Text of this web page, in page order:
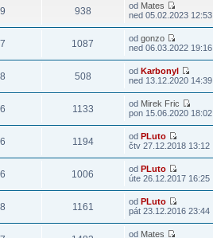
938 od Mates
ned 05.02.2023 12:53
1087 odgonzo
ned 06.03.2022 19:16
508 odKarbonyl
ned 13.12.2020 14:39
1133 od Mirek Fric
pon 15.06.2020 18:02
1194 odPLuto
čtv 27.12.2018 13:12
1006 odPLuto
úte 26.12.2017 16:25
1161 odPLuto
pát 23.12.2016 23:44
od Mates